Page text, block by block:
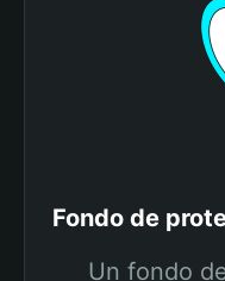
Fondo de
Un fondo